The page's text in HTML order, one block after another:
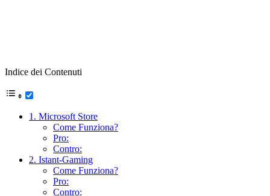
Indice dei Contenuti
1. Microsoft Store
Come Funziona?
Pro:
Contro:
2. Istant-Gaming
Come Funziona?
Pro:
Contro: